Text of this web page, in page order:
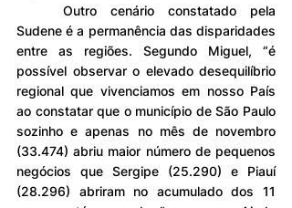
Sudene é a permanência das disparidades
entre as regiões. Segundo Miguel, “é
possível observar o elevado desequilíbrio
regional que vivenciamos em nosso País
ao constatar que o município de São Paulo
sozinho e apenas no mês de novembro
(33.474) abriu maior número de pequenos
negócios que Sergipe (25.290) e Piauí
(28.296) abriram no acumulado dos 11